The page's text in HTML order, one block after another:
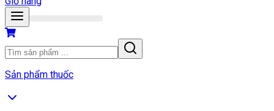
Sản phẩm thuốc